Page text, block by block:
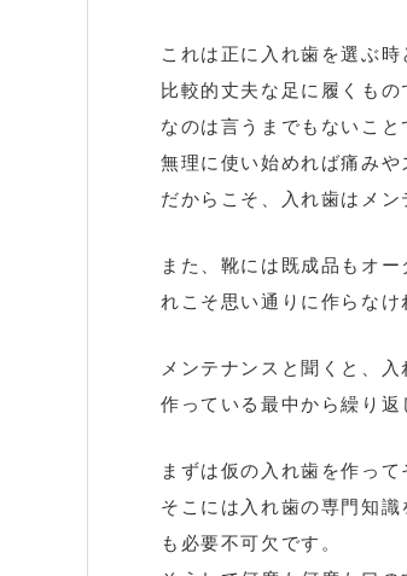
これは正に入れ歯を選ぶ時
比較的丈夫な足に履くも
なのは言うまでもないこと
無理に使い始めれば痛みや
だからこそ、入れ歯はメン
また、靴には既成品もオ
れこそ思い通りに作らなけ
メンテナンスと聞くと、
作っている最中から繰り返
まずは仮の入れ歯を作っ
そこには入れ歯の専門知
も必要不可欠です。